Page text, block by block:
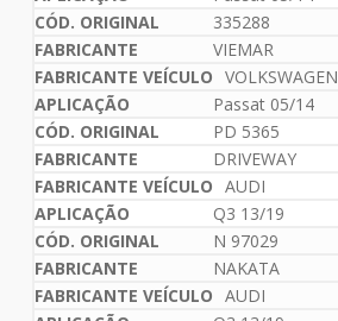
335288
VIEMAR
VOLKSWAGEN
Passat 05/14
PD 5365
DRIVEWAY
AUDI
Q3 13/19
N 97029
NAKATA
AUDI